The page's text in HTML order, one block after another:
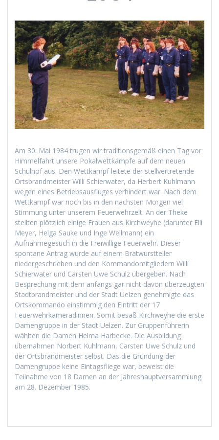
Am 30. Mai 1984 trugen wir traditionsgemäß einen Tag vor
Himmelfahrt unsere Pokalwettkämpfe auf dem neuen
Schulhof aus. Den Wettkampf leitete der stellvertretende
Ortsbrandmeister Willi Schierwater, da Herbert Kuhlmann
wegen eines Betriebsausfluges verhindert war. Nach dem
Wettkampf war noch bis in den nächsten Morgen viel
Stimmung unter unserem Feuerwehrzelt. An der Theke
stellten plötzlich einige Frauen aus Kirchweyhe (darunter Elli
Meyer, Helga Sauke und Inge Wellmann) ein
Aufnahmegesuch in die Freiwillige Feuerwehr. Dieser
spontane Antrag wurde auf einem Bratwurstteller
niedergeschrieben und den Kommandomitgliedern Willi
Schierwater und Carsten Uwe Schulz übergeben. Nach
Besprechung mit dem anfangs gar nicht davon überzeugten
Stadtbrandmeister und der Stadt Uelzen genehmigte das
Ortskommando einstimmig den Eintritt der 17
Feuerwehrkameradinnen. Somit besaß Kirchweyhe die erste
Damengruppe in der Stadt Uelzen. Zur Gruppenführerin
wählten die Damen Helma Harbecke. Die Ausbildung
übernahmen Norbert Kuhlmann, Carsten Uwe Schulz und
der Ortsbrandmeister selbst. Das die Gründung der
Damengruppe keine Eintagsfliege war, beweist die
Teilnahme von 18 Damen an der Jahreshauptversammlung
am 28. Dezember 1985.